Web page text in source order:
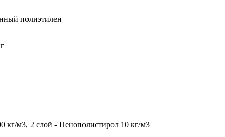
полиэтилен
кг/м3, 2 слой - Пенополистирол 10 кг/м3